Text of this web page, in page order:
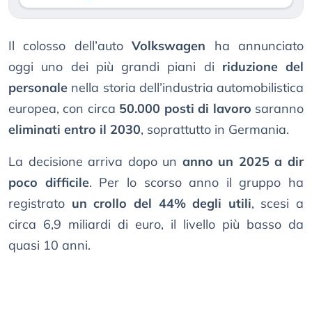
Il colosso dell’autoVolkswagen ha annunciato
oggi uno dei più grandi piani di riduzione del
personale nella storia dell’industria automobilistica
europea, con circa 50.000 posti di lavoro saranno
eliminati entro il 2030, soprattutto in Germania.
La decisione arriva dopo un anno un 2025 a dir
poco difficile. Per lo scorso anno il gruppo ha
registrato un crollo del 44% degli utili, scesi a
circa 6,9 miliardi di euro, il livello più basso da
quasi 10 anni.